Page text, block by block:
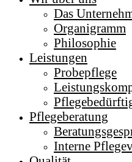
Billstedt
Hamburg
Das
Organigramm
Philosophie
Leistungen
Probepflege
Pflegeberatung
Interne